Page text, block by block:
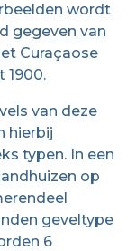
wordt
gegeven van
Curaçaose
1900.
van deze
hierbij
typen. In een
op
geveltype
6